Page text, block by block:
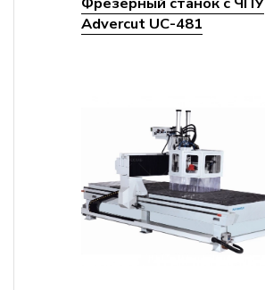
Advercut UС-481